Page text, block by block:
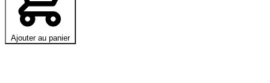
Ajouter au panier